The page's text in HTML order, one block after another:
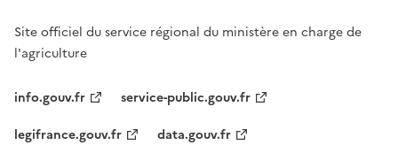
Site officiel du service régional du ministère en charge de
l'agriculture
info.gouv.fr
service-public.gouv.fr
legifrance.gouv.fr
data.gouv.fr